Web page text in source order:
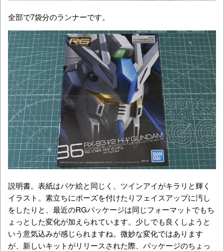
全部で7袋分のランナーです。
説明書。表紙はパケ絵と同じく、ツインアイがキラリと輝く
イラスト。素立ちにポーズを付けたりフェイスアップに汚し
をしたりと、最近のRGパッケージは同じフォーマットでもち
ょっとした変化が加えられています。少しでも良くしようと
いう意気込みが感じられますね。微妙な変化ではあります
が、新しいキットがリリースされた際、パッケージのちょっ